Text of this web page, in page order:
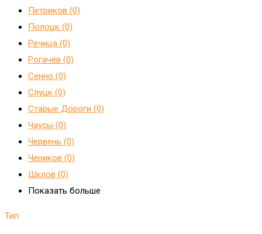
Петриков (0)
Полоцк (0)
Речица (0)
Рогачёв (0)
Сенно (0)
Слуцк (0)
Старые Дороги (0)
Чаусы (0)
Червень (0)
Чериков (0)
Шклов (0)
Показать больше
Тип